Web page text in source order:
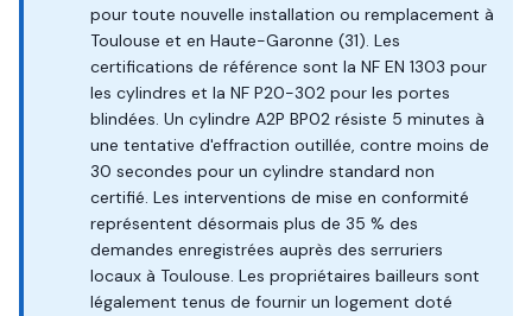
pour toute nouvelle installation ou remplacement à
Toulouse et en Haute-Garonne (31). Les
certifications de référence sont la NF EN 1303 pour
les cylindres et la NF P20-302 pour les portes
blindées. Un cylindre A2P BP02 résiste 5 minutes à
une tentative d'effraction outillée, contre moins de
30 secondes pour un cylindre standard non
certifié. Les interventions de mise en conformité
représentent désormais plus de 35 % des
demandes enregistrées auprès des serruriers
locaux à Toulouse. Les propriétaires bailleurs sont
légalement tenus de fournir un logement doté